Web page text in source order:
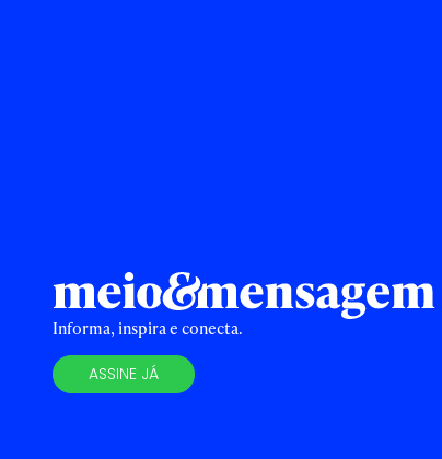
Informa, inspira e conecta.
ASSINE JÁ